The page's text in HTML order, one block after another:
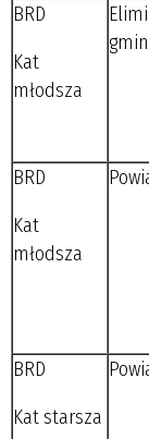
BRD
Kat
młodsza
BRD
Kat
młodsza
BRD
Kat starsza